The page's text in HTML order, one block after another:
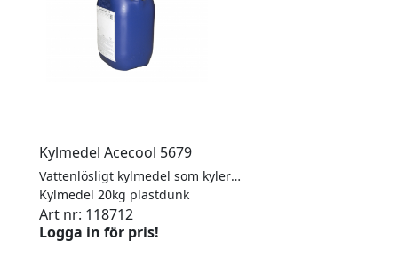
Kylmedel Acecool 5679
Vattenlösligt kylmedel som kyler och smörjer alla typer av diamant-verktyg och därigenom minskar slitage och energi samt motverkar korrosion. Biologiskt nedbrytbart. Blandning 2-3%.
Kylmedel 20kg plastdunk
Art nr: 118712
Logga in för pris!